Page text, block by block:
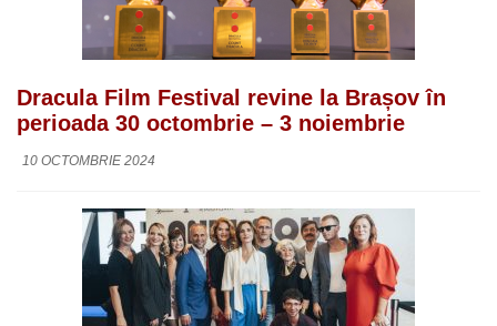
Dracula Film Festival revine la Brașov în
perioada 30 octombrie – 3 noiembrie
10 OCTOMBRIE 2024